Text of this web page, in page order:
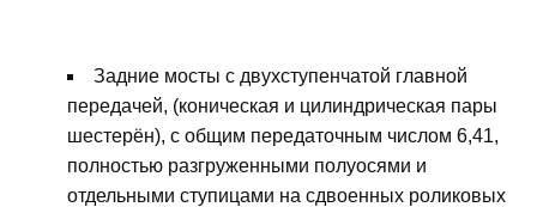
Задние мосты с двухступенчатой главной
передачей, (коническая и цилиндрическая пары
шестерён), с общим передаточным числом 6,41,
полностью разгруженными полуосями и
отдельными ступицами на сдвоенных роликовых